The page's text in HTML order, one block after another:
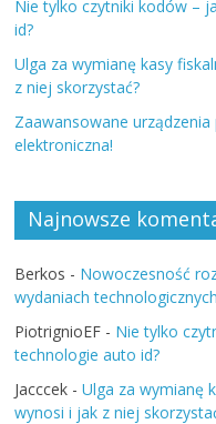
Nie tylko czytniki kodów –
id?
Ulga za wymianę kasy
z niej skorzystać?
Zaawansowane
elektroniczna!
Najnowsze
Berkos - Nowoczesność
wydaniach technologicznych
PiotrignioEF - Nie tylko
technologie auto id?
Jacccek -Ulga za wymianę
wynosi i jak z niej